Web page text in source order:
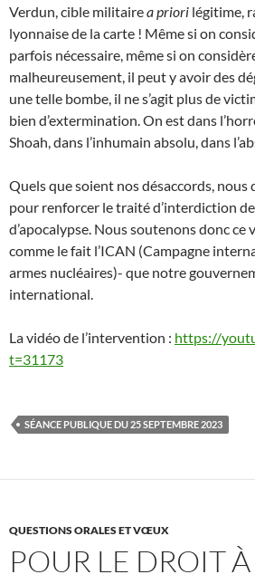
Verdun, cible militairea priori légitime,
lyonnaise de la carte ! Même si on
parfois nécessaire, même si on
malheureusement, il peut y avoir des
une telle bombe, il ne s’agit plus de
bien d’extermination. On est dans
Shoah, dans l’inhumain absolu, dans
Quels que soient nos désaccords,
pour renforcer le traité d’interdiction
d’apocalypse. Nous soutenons donc
comme le fait l’ICAN (Campagne
armes nucléaires)- que notre
international.
La vidéo de l’intervention : https://
t=31173
SÉANCE PUBLIQUE DU 25 SEPTEMBRE 2023
QUESTIONS ORALES ET VŒUX
POUR LE DROIT